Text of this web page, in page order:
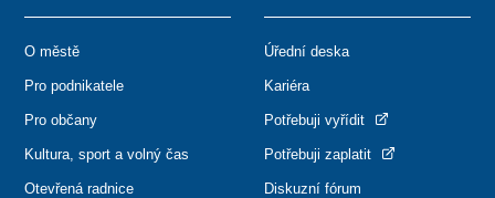
O městě
Pro podnikatele
Pro občany
Kultura, sport a volný čas
Otevřená radnice
Úřední deska
Kariéra
Potřebuji vyřídit
Potřebuji zaplatit
Diskuzní fórum